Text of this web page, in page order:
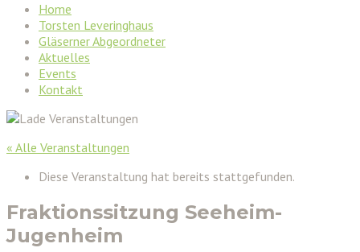
Home
Torsten Leveringhaus
Gläserner Abgeordneter
Aktuelles
Events
Kontakt
« Alle Veranstaltungen
Diese Veranstaltung hat bereits stattgefunden.
Fraktionssitzung Seeheim-
Jugenheim